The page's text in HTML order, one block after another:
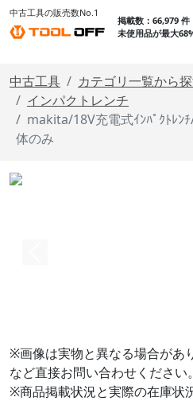
中古工具の販売数No.1
掲載数：66,979 件
未使用品が最大
中古工具 カテゴリ一覧から
インパクトレンチ
makita/18V充電式ｲﾝﾊﾟｸﾄﾚ
体のみ
※画像は実物と異なる場合があ
など直接お問い合わせください。
※商品掲載状況と実際の在庫状